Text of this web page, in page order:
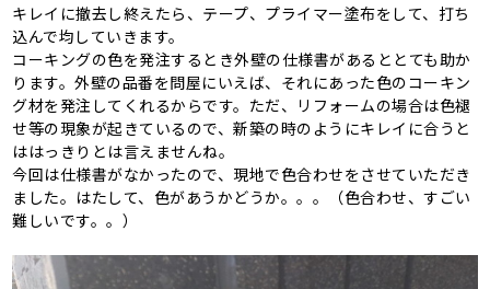
キレイに撤去し終えたら、テープ、プライマー塗布をして、打ち
込んで均していきます。
コーキングの色を発注するとき外壁の仕様書があるととても助か
ります。外壁の品番を問屋にいえば、それにあった色のコーキン
グ材を発注してくれるからです。ただ、リフォームの場合は色褪
せ等の現象が起きているので、新築の時のようにキレイに合うと
ははっきりとは言えませんね。
今回は仕様書がなかったので、現地で色合わせをさせていただき
ました。はたして、色があうかどうか。。。（色合わせ、すごい
難しいです。。）